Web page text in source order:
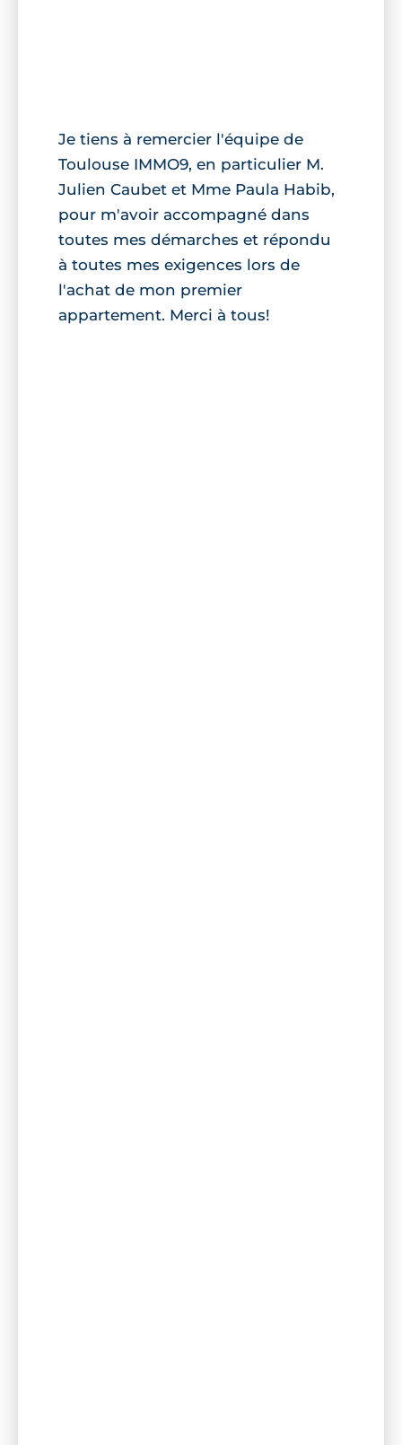
Je tiens à remercier l'équipe de
Toulouse IMMO9, en particulier M.
Julien Caubet et Mme Paula Habib,
pour m'avoir accompagné dans
toutes mes démarches et répondu
à toutes mes exigences lors de
l'achat de mon premier
appartement. Merci à tous!